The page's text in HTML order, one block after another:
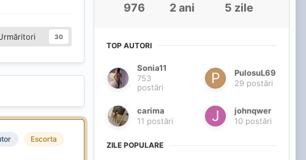
30
Escorta
976 2 ani 5 zile
TOP AUTORI
Sonia11
753
postări
PulosuL69
29 postări
carima
11 postări
johnqwer
10 postări
ZILE POPULARE